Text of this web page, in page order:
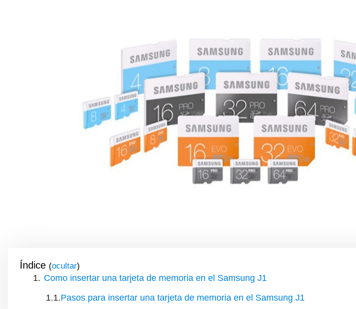
Índice ( )
Como insertar una tarjeta de memoria en el Samsung J1
Pasos para insertar una tarjeta de memoria en el Samsung J1